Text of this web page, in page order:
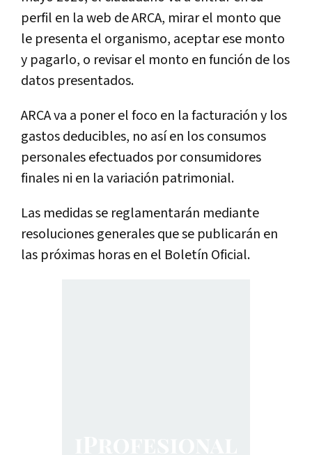
perfil en la web de ARCA, mirar el monto que
le presenta el organismo, aceptar ese monto
y pagarlo, o revisar el monto en función de los
datos presentados.
ARCA va a poner el foco en la facturación y los
gastos deducibles, no así en los consumos
personales efectuados por consumidores
finales ni en la variación patrimonial.
Las medidas se reglamentarán mediante
resoluciones generales que se publicarán en
las próximas horas en el Boletín Oficial.